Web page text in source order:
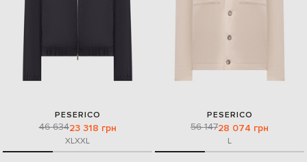
PESERICO
46 63423 318 грн
XLXXL
PESERICO
56 14728 074 грн
L